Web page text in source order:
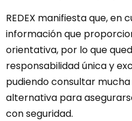
REDEX manifiesta que, en
información que
orientativa, por lo que
responsabilidad única y
pudiendo consultar
alternativa para
con seguridad.